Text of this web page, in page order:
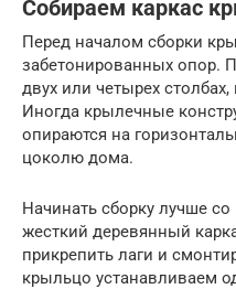
Собираем каркас
Перед началом сборки
забетонированных опор.
двух или четырех
Иногда крылечные
опираются на
цоколю дома.
Начинать сборку лучше
жесткий деревянный
прикрепить лаги и
крыльцо устанавливаем